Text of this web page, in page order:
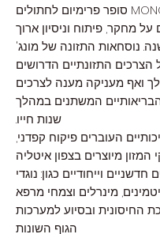
מוצרי MONGE סופר פרימיום לחתולים
מחקר, פיתוח וניסיון ארוך
מ 50 שנה. נוסחאות התזונה של מונג'
התזונתיים הדרושים
ואף מעניקה מענה לצרכים
והבריאותיים המשתנים במהלך
שנות חייו.
העוברים פיקוח קפדני,
המזון מיוצרים בצפון איטליה
וייחודיים כגון: נוגדי
מינרלים וצמחי מרפא
החיסונית ובסיוע למערכות
הגוף השונות